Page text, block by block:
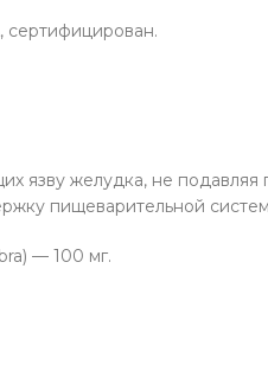
сертифицирован.
язву желудка, не подавляя
пищеварительной
— 100 мг.